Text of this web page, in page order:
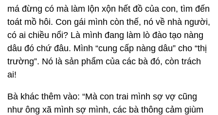
má đừng có mà làm lộn xộn hết đồ của con, tìm đến
toát mồ hôi. Con gái mình còn thế, nó về nhà người,
có ai chiều nổi? Là mình đang làm lò đào tạo nàng
dâu đó chứ đâu. Mình “cung cấp nàng dâu” cho “thị
trường”. Nó là sản phẩm của các bà đó, còn trách
ai!
Bà khác thêm vào: “Mà con trai mình sợ vợ cũng
như ông xã mình sợ mình, các bà thông cảm giùm